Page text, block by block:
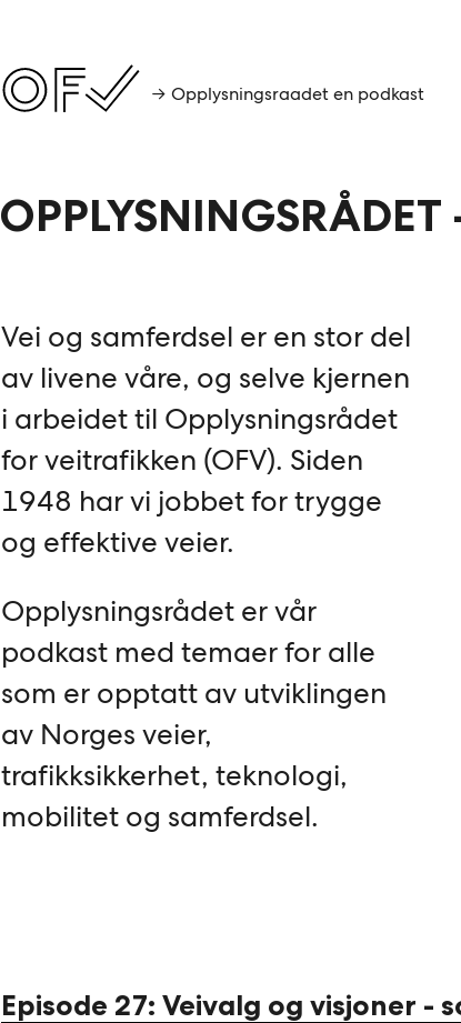
→ Opplysningsraadet en podkast
Vei og samferdsel er en stor del
av livene våre, og selve kjernen
i arbeidet til Opplysningsrådet
for veitrafikken (OFV). Siden
1948 har vi jobbet for trygge
og effektive veier.
Opplysningsrådet er vår
podkast med temaer for alle
som er opptatt av utviklingen
av Norges veier,
trafikksikkerhet, teknologi,
mobilitet og samferdsel.
Episode 27: Veivalg og visjoner -